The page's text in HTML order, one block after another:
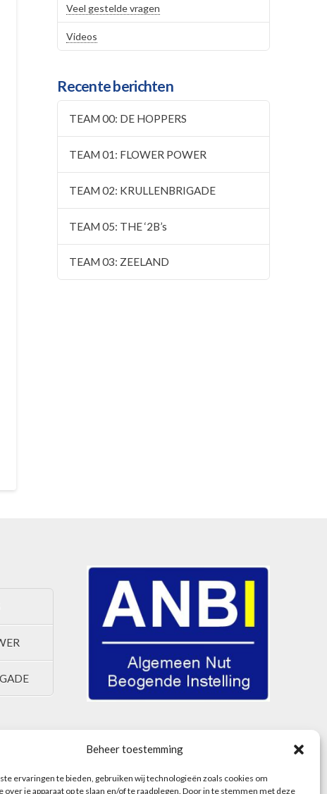
Beheer toestemming
ervaringen te bieden, gebruiken wij technologieën zoals cookies om
over je apparaat op te slaan en/of te raadplegen. Door in te stemmen met deze
Veel gestelde vragen
Videos
Recente berichten
TEAM 00: DE HOPPERS
TEAM 01: FLOWER POWER
TEAM 02: KRULLENBRIGADE
TEAM 05: THE ‘2B’s
TEAM 03: ZEELAND